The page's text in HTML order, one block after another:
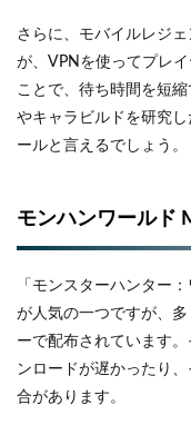
さらに、モバイルレジ
が、VPNを使ってプレ
ことで、待ち時間を短
やキャラビルドを研究
ールと言えるでしょう。
モンハンワールド
「モンスターハンター
が人気の一つですが、
ーで配布されています
ンロードが遅かったり
合があります。